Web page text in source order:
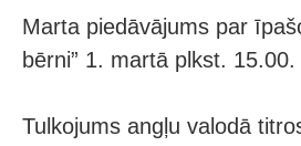
Marta piedāvājums par
bērni” 1. martā plkst.
Tulkojums angļu valodā